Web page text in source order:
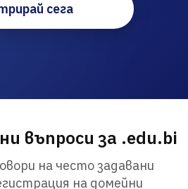
сега
въпроси за .edu.bi
на често задавани
на домейни